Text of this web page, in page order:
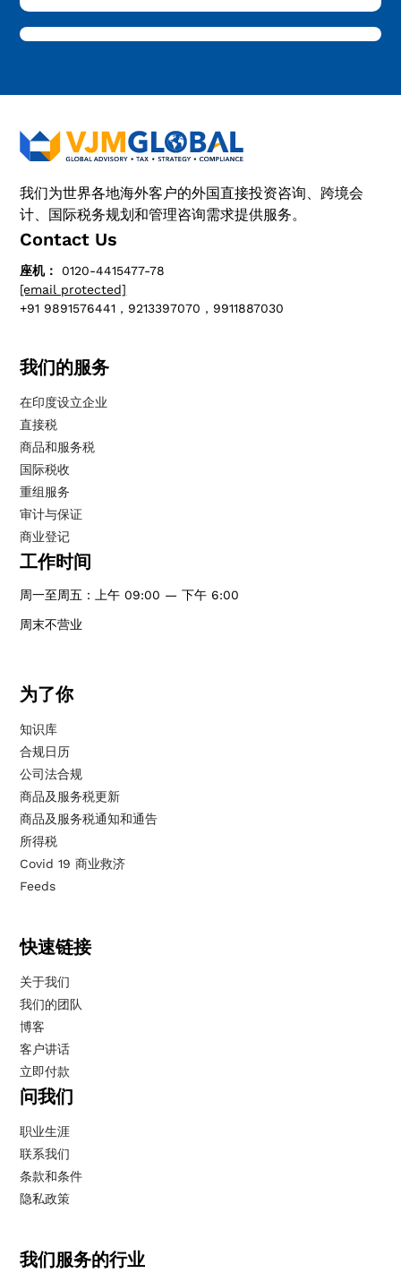
我们为世界各地海外客户的外国直接投资咨询、跨境会
计、国际税务规划和管理咨询需求提供服务。
Contact Us
座机：
0120-4415477-78
[email protected]
+91 9891576441，9213397070，9911887030
我们的服务
在印度设立企业
直接税
商品和服务税
国际税收
重组服务
审计与保证
商业登记
工作时间
周一至周五：上午 09:00 — 下午 6:00
周末不营业
为了你
知识库
合规日历
公司法合规
商品及服务税更新
商品及服务税通知和通告
所得税
Covid 19 商业救济
Feeds
快速链接
关于我们
我们的团队
博客
客户讲话
立即付款
问我们
职业生涯
联系我们
条款和条件
隐私政策
我们服务的行业